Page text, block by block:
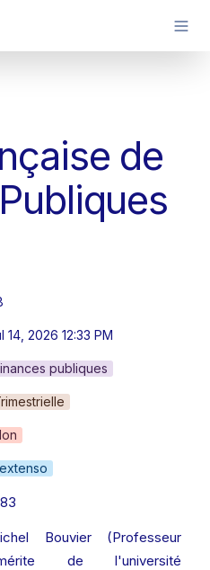
de
14, 2026 12:33 PM
publiques
Bouvier (Professeur
de l'université